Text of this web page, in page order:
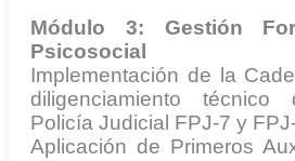
Módulo 3: Gestión
Psicosocial
Implementación de la
diligenciamiento
Policía Judicial FPJ-7 y
Aplicación de Primeros